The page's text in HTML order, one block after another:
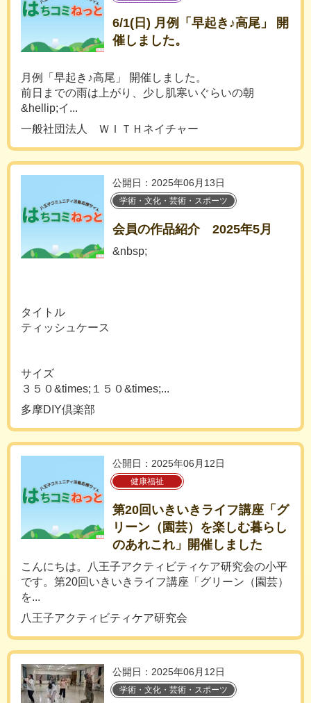
6/1(日) 月例「早起き♪高尾」 開
催しました。
月例「早起き♪高尾」 開催しました。
前日までの雨は上がり、少し肌寒いぐらいの朝
&hellip;イ...
一般社団法人 ＷＩＴＨネイチャー
公開日：2025年06月13日
学術・文化・芸術・スポーツ
会員の作品紹介 2025年5月
&nbsp;
タイトル
ティッシュケース
サイズ
３５０&times;１５０&times;...
多摩DIY倶楽部
公開日：2025年06月12日
健康福祉
第20回いきいきライフ講座「グ
リーン（園芸）を楽しむ暮らし
のあれこれ」開催しました
こんにちは。八王子アクティビティケア研究会の小平
です。第20回いきいきライフ講座「グリーン（園芸）
を...
八王子アクティビティケア研究会
公開日：2025年06月12日
学術・文化・芸術・スポーツ